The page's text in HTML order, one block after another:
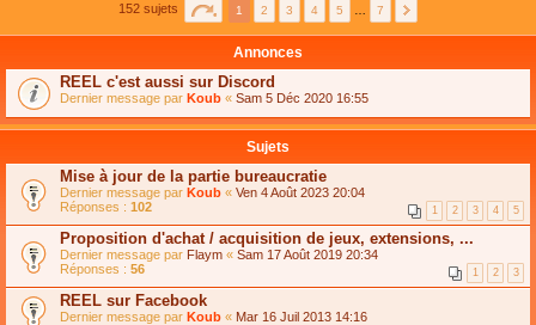
152 sujets 1 2 3 4 5 7
Annonces
REEL c'est aussi sur Discord
Dernier message par Koub « Sam 5 Déc 2020 16:55
Sujets
Mise à jour de la partie bureaucratie
Dernier message par Koub « Ven 4 Août 2023 20:04
Réponses : 102 1 2 3 4 5
Proposition d'achat / acquisition de jeux, extensions, ...
Dernier message par Flaym « Sam 17 Août 2019 20:34
Réponses : 56 1 2 3
REEL sur Facebook
Dernier message par Koub « Mar 16 Juil 2013 14:16